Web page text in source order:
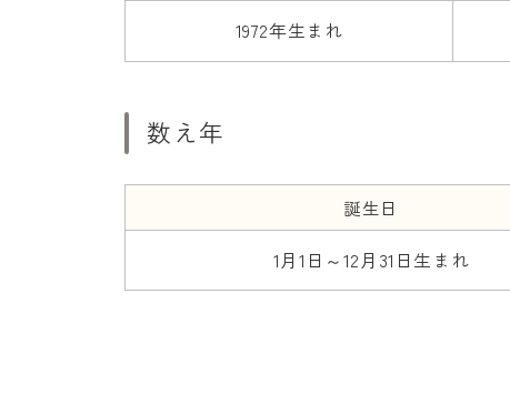
1972年生まれ
数え年
誕生日
1月1日～12月31日生まれ